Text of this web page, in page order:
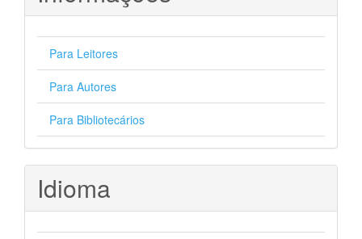
Para Leitores
Para Autores
Para Bibliotecários
Idioma